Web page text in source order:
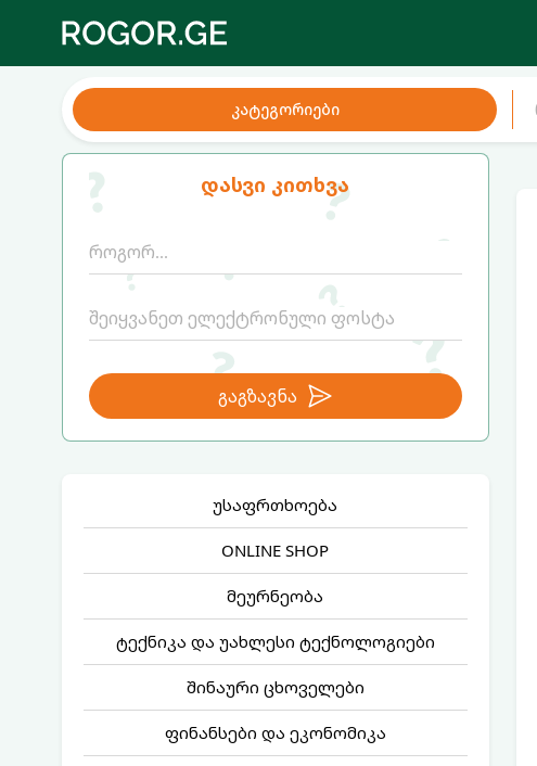
კატეგორიები
დასვი კითხვა
გაგზავნა
უსაფრთხოება
ONLINE SHOP
მეურნეობა
ტექნიკა და უახლესი ტექნოლოგიები
შინაური ცხოველები
ფინანსები და ეკონომიკა